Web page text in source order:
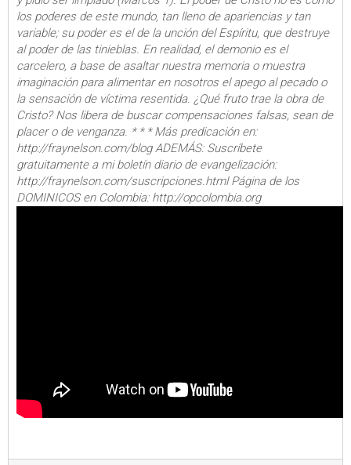
los poderes de este mundo, tan lleno de apariencias y tan
variable; su poder es el de la unción del Espíritu, que destruye
al poder de las tinieblas. En realidad, el demonio es el
carcelero, a base de asaltar nuestra memoria o muestra
imaginación para alimentar en nosotros el apego al pecado o
la sensación de víctima resentida. ¿Qué fruto trae la obra de
Cristo? Nos libera de buscar compensaciones falsas, sean de
placer o de venganza. * * * Más predicación en:
http://fraynelson.com/blog ADEMÁS: Suscríbete
gratuitamente a mi boletín diario de evangelización:
http://fraynelson.com/suscripciones.html Página de los
DOMINICOS en Colombia: http://opcolombia.org